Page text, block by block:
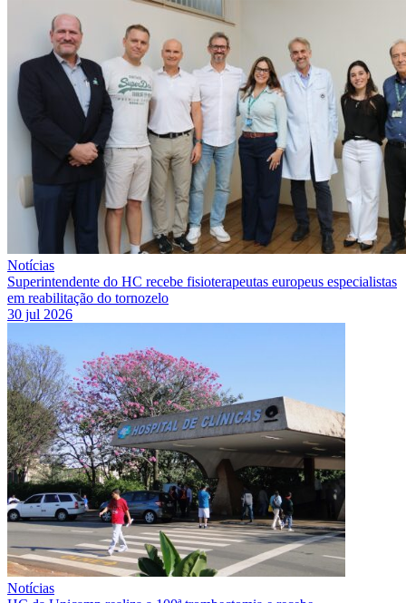
Notícias
Superintendente do HC recebe fisioterapeutas europeus especialistas
em reabilitação do tornozelo
30 jul 2026
Notícias